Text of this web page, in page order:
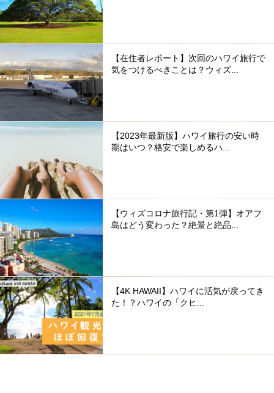
【在住者レポート】次回のハワイ旅行で
気をつけるべきことは？ウィズ...
【2023年最新版】ハワイ旅行の安い時
期はいつ？格安で楽しめるハ...
【ウィズコロナ旅行記・第1弾】オアフ
島はどう変わった？絶景と絶品...
【4K HAWAII】ハワイに活気が戻ってき
た！？ハワイの「クヒ...